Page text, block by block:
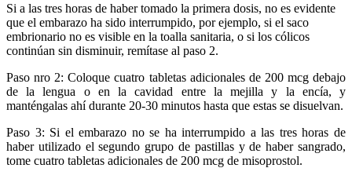
Si a las tres horas de haber tomado la primera dosis, no es evidente
que el embarazo ha sido interrumpido, por ejemplo, si el saco
embrionario no es visible en la toalla sanitaria, o si los cólicos
continúan sin disminuir, remítase al paso 2.
Paso nro 2: Coloque cuatro tabletas adicionales de 200 mcg debajo
de la lengua o en la cavidad entre la mejilla y la encía, y
manténgalas ahí durante 20-30 minutos hasta que estas se disuelvan.
Paso 3: Si el embarazo no se ha interrumpido a las tres horas de
haber utilizado el segundo grupo de pastillas y de haber sangrado,
tome cuatro tabletas adicionales de 200 mcg de misoprostol.